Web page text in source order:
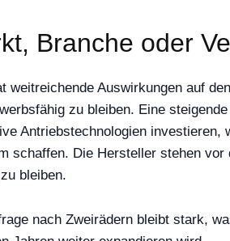
Branche oder
weitreichende Auswirkungen auf
zu bleiben. Eine
Antriebstechnologien
schaffen. Die Hersteller stehen
bleiben.
nach Zweirädern bleibt stark,